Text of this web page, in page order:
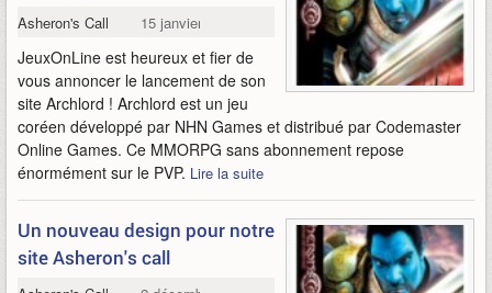
Asheron's Call 15 janvier 2007
JeuxOnLine est heureux et fier de
vous annoncer le lancement de son
site Archlord ! Archlord est un jeu
coréen développé par NHN Games et distribué par Codemaster
Online Games. Ce MMORPG sans abonnement repose
énormément sur le PVP. Lire la suite
Un nouveau design pour notre
site Asheron's call